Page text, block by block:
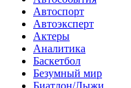
Автоспорт
Автоэксперт
Актеры
Аналитика
Баскетбол
Безумный мир
Биатлон/Лыжи